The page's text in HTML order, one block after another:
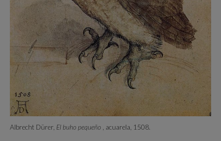
Albrecht Dürer, El buho pequeño , acuarela, 1508.